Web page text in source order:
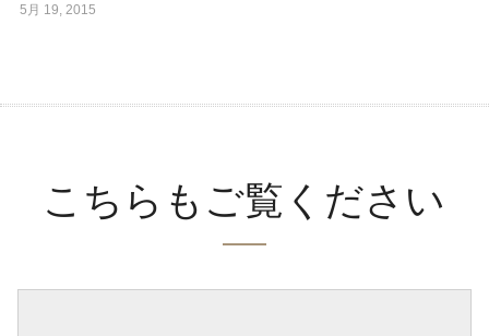
5月 19, 2015
こちらもご覧ください